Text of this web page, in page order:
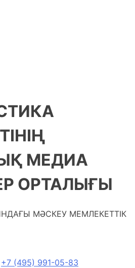
МЕДИА
ОРТАЛЫҒЫ
МӘСКЕУ МЕМЛЕКЕТТІК
+7 (495) 991-05-83